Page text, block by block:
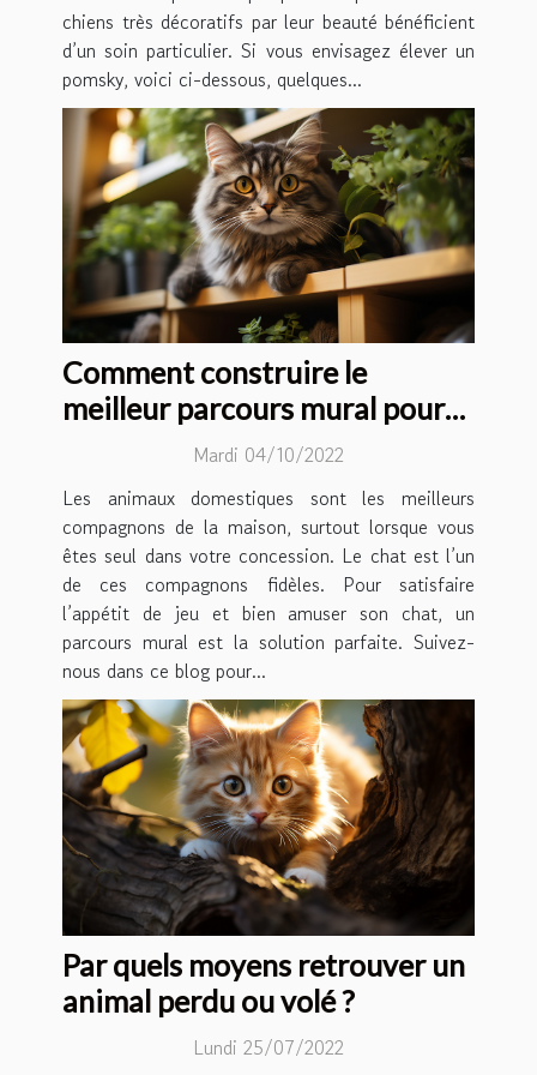
chiens très décoratifs par leur beauté bénéficient
d’un soin particulier. Si vous envisagez élever un
pomsky, voici ci-dessous, quelques...
Comment construire le
meilleur parcours mural pour
Mardi 04/10/2022
Les animaux domestiques sont les meilleurs
compagnons de la maison, surtout lorsque vous
êtes seul dans votre concession. Le chat est l’un
de ces compagnons fidèles. Pour satisfaire
l’appétit de jeu et bien amuser son chat, un
parcours mural est la solution parfaite. Suivez-
nous dans ce blog pour...
Par quels moyens retrouver un
animal perdu ou volé ?
Lundi 25/07/2022